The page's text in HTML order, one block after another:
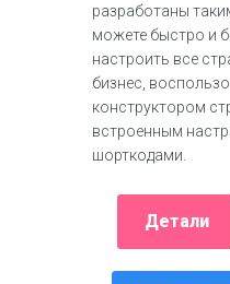
разработаны
можете быстро и
настроить все
бизнес,
конструктором
встроенным
шорткодами.
Детали